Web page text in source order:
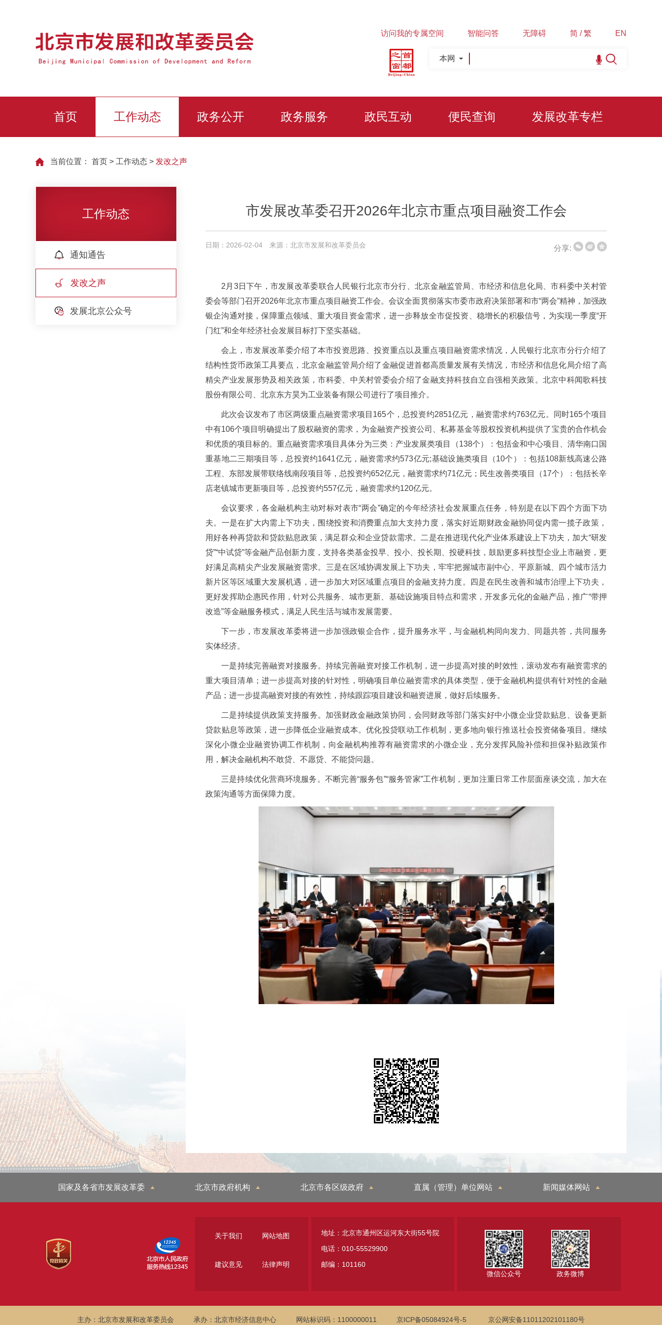
访问我的专属空间 智能问答 无障碍 简 / 繁 EN
本网
首页 工作动态 政务公开 政务服务 政民互动 便民查询 发展改革专栏
当前位置： 首页 > 工作动态 > 发改之声
工作动态
通知通告
发改之声
发展北京公众号
市发展改革委召开2026年北京市重点项目融资工作会
日期：2026-02-04 来源：北京市发展和改革委员会 分享:
2月3日下午，市发展改革委联合人民银行北京市分行、北京金融监管局、市经济和信息化局、市科委中关村管
委会等部门召开2026年北京市重点项目融资工作会。会议全面贯彻落实市委市政府决策部署和市“两会”精神，加强政
银企沟通对接，保障重点领域、重大项目资金需求，进一步释放全市促投资、稳增长的积极信号，为实现一季度“开
门红”和全年经济社会发展目标打下坚实基础。
会上，市发展改革委介绍了本市投资思路、投资重点以及重点项目融资需求情况，人民银行北京市分行介绍了
结构性货币政策工具要点，北京金融监管局介绍了金融促进首都高质量发展有关情况，市经济和信息化局介绍了高
精尖产业发展形势及相关政策，市科委、中关村管委会介绍了金融支持科技自立自强相关政策。北京中科闻歌科技
股份有限公司、北京东方昊为工业装备有限公司进行了项目推介。
此次会议发布了市区两级重点融资需求项目165个，总投资约2851亿元，融资需求约763亿元。同时165个项目
中有106个项目明确提出了股权融资的需求，为金融资产投资公司、私募基金等股权投资机构提供了宝贵的合作机会
和优质的项目标的。重点融资需求项目具体分为三类：产业发展类项目（138个）：包括金和中心项目、清华南口国
重基地二三期项目等，总投资约1641亿元，融资需求约573亿元;基础设施类项目（10个）：包括108新线高速公路
工程、东部发展带联络线南段项目等，总投资约652亿元，融资需求约71亿元；民生改善类项目（17个）：包括长辛
店老镇城市更新项目等，总投资约557亿元，融资需求约120亿元。
会议要求，各金融机构主动对标对表市“两会”确定的今年经济社会发展重点任务，特别是在以下四个方面下功
夫。一是在扩大内需上下功夫，围绕投资和消费重点加大支持力度，落实好近期财政金融协同促内需一揽子政策，
用好各种再贷款和贷款贴息政策，满足群众和企业贷款需求。二是在推进现代化产业体系建设上下功夫，加大“研发
贷”“中试贷”等金融产品创新力度，支持各类基金投早、投小、投长期、投硬科技，鼓励更多科技型企业上市融资，更
好满足高精尖产业发展融资需求。三是在区域协调发展上下功夫，牢牢把握城市副中心、平原新城、四个城市活力
新片区等区域重大发展机遇，进一步加大对区域重点项目的金融支持力度。四是在民生改善和城市治理上下功夫，
更好发挥助企惠民作用，针对公共服务、城市更新、基础设施项目特点和需求，开发多元化的金融产品，推广“带押
改造”等金融服务模式，满足人民生活与城市发展需要。
下一步，市发展改革委将进一步加强政银企合作，提升服务水平，与金融机构同向发力、同题共答，共同服务
实体经济。
一是持续完善融资对接服务。持续完善融资对接工作机制，进一步提高对接的时效性，滚动发布有融资需求的
重大项目清单；进一步提高对接的针对性，明确项目单位融资需求的具体类型，便于金融机构提供有针对性的金融
产品；进一步提高融资对接的有效性，持续跟踪项目建设和融资进展，做好后续服务。
二是持续提供政策支持服务。加强财政金融政策协同，会同财政等部门落实好中小微企业贷款贴息、设备更新
贷款贴息等政策，进一步降低企业融资成本。优化投贷联动工作机制，更多地向银行推送社会投资储备项目。继续
深化小微企业融资协调工作机制，向金融机构推荐有融资需求的小微企业，充分发挥风险补偿和担保补贴政策作
用，解决金融机构不敢贷、不愿贷、不能贷问题。
三是持续优化营商环境服务。不断完善“服务包”“服务管家”工作机制，更加注重日常工作层面座谈交流，加大在
政策沟通等方面保障力度。
国家及各省市发展改革委 北京市政府机构 北京市各区级政府 直属（管理）单位网站 新闻媒体网站
关于我们 网站地图
建议意见 法律声明
地址：北京市通州区运河东大街55号院
电话：010-55529900
邮编：101160
微信公众号
政务微博
主办：北京市发展和改革委员会 承办：北京市经济信息中心 网站标识码：1100000011 京ICP备05084924号-5 京公网安备11011202101180号